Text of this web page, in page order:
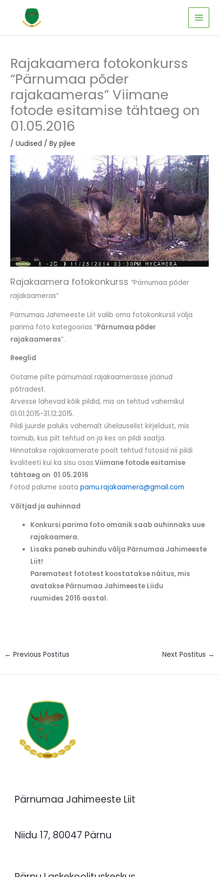
Rajakaamera fotokonkurss
“Pärnumaa põder
rajakaameras” Viimane
fotode esitamise tähtaeg on
01.05.2016
/Uudised / Bypjlee
Rajakaamera fotokonkurss“Pärnumaa põder
rajakaameras”
Pärnumaa Jahimeeste Liit valib oma fotokonkursil välja
parima foto kategoorias “Pärnumaa põder
rajakaameras”.
Reeglid
Ootame pilte pärnumaal rajakaamerasse jäänud
põtradest.
Arvesse lähevad kõik pildid, mis on tehtud vahemikul
01.01.2015-31.12.2015.
Pildi juurde paluks vähemalt ühelauselist kirjeldust, mis
toimub, kus pilt tehtud on ja kes on pildi saatja.
Hinnatakse rajakaamerate poolt tehtud fotosid nii pildi
kvaliteeti kui ka sisu osas.Viimane fotode esitamise
tähtaeg on 01.05.2016
Fotod palume saataparnu.rajakaamera@gmail.com
Võitjad ja auhinnad
Konkursi parima foto omanik saab auhinnaks uue
rajakaamera.
Lisaks paneb auhindu välja Pärnumaa Jahimeeste
Liit!
Parematest fototest koostatakse näitus, mis
avatakse Pärnumaa Jahimeeste Liidu
ruumides 2016 aastal.
← Previous Postitus Next Postitus →
Pärnumaa Jahimeeste Liit
Niidu 17, 80047 Pärnu